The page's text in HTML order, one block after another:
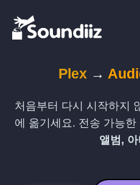
Plex →
처음부터 다시 시작하지
에 옮기세요. 전송 가능한
앨범,